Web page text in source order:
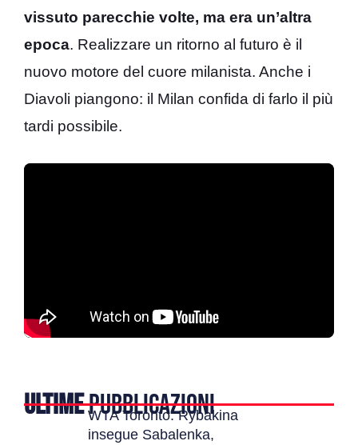
vissuto parecchie volte, ma era un’altra
epoca. Realizzare un ritorno al futuro è il
nuovo motore del cuore milanista. Anche i
Diavoli piangono: il Milan confida di farlo il più
tardi possibile.
ULTIMEPUBBLICAZIONI
WTA Toronto: Rybakina
insegue Sabalenka,